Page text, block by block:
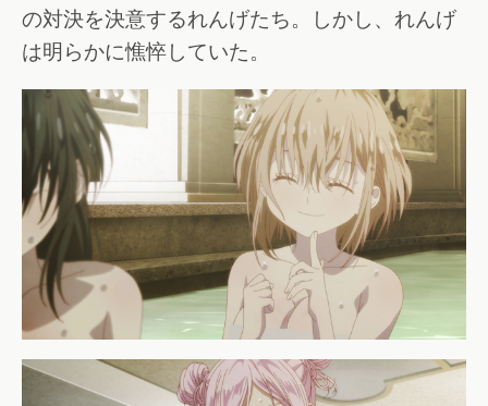
の対決を決意するれんげたち。しかし、れんげ
は明らかに憔悴していた。